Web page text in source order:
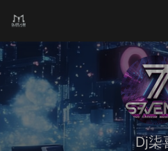
Dj柒